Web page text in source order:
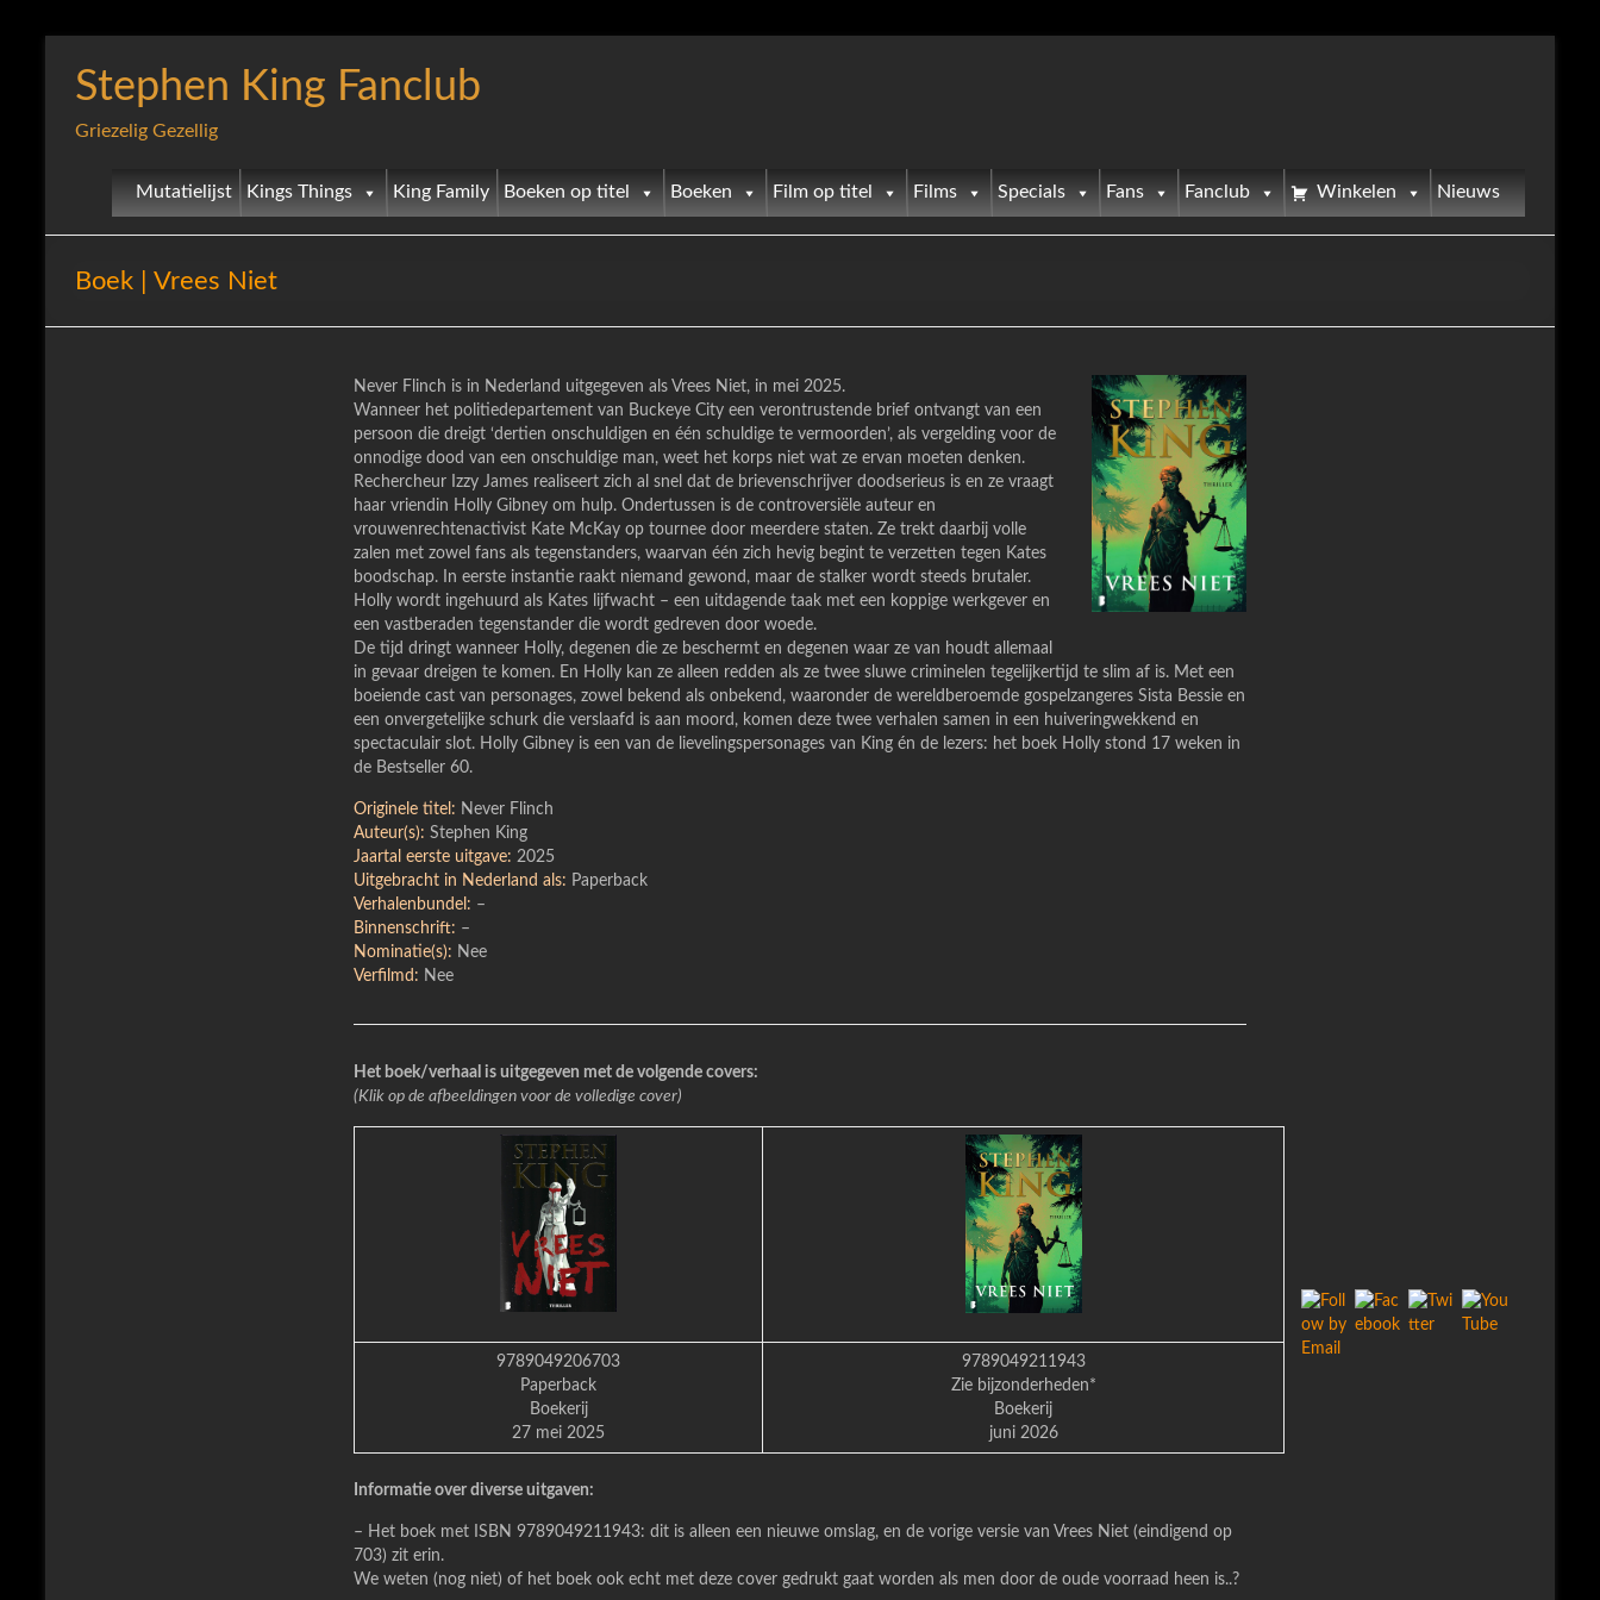
Stephen King Fanclub
Griezelig Gezellig
Mutatielijst Kings Things King Family Boeken op titel Boeken Film op titel Films Specials Fans Fanclub Winkelen Nieuws
Boek | Vrees Niet
Never Flinch is in Nederland uitgegeven als Vrees Niet, in mei 2025.
Wanneer het politiedepartement van Buckeye City een verontrustende brief ontvangt van een
persoon die dreigt ‘dertien onschuldigen en één schuldige te vermoorden’, als vergelding voor de
onnodige dood van een onschuldige man, weet het korps niet wat ze ervan moeten denken.
Rechercheur Izzy James realiseert zich al snel dat de brievenschrijver doodserieus is en ze vraagt
haar vriendin Holly Gibney om hulp. Ondertussen is de controversiële auteur en
vrouwenrechtenactivist Kate McKay op tournee door meerdere staten. Ze trekt daarbij volle
zalen met zowel fans als tegenstanders, waarvan één zich hevig begint te verzetten tegen Kates
boodschap. In eerste instantie raakt niemand gewond, maar de stalker wordt steeds brutaler.
Holly wordt ingehuurd als Kates lijfwacht – een uitdagende taak met een koppige werkgever en
een vastberaden tegenstander die wordt gedreven door woede.
De tijd dringt wanneer Holly, degenen die ze beschermt en degenen waar ze van houdt allemaal
in gevaar dreigen te komen. En Holly kan ze alleen redden als ze twee sluwe criminelen tegelijkertijd te slim af is. Met een
boeiende cast van personages, zowel bekend als onbekend, waaronder de wereldberoemde gospelzangeres Sista Bessie en
een onvergetelijke schurk die verslaafd is aan moord, komen deze twee verhalen samen in een huiveringwekkend en
spectaculair slot. Holly Gibney is een van de lievelingspersonages van King én de lezers: het boek Holly stond 17 weken in
de Bestseller 60.
Originele titel: Never Flinch
Auteur(s): Stephen King
Jaartal eerste uitgave: 2025
Uitgebracht in Nederland als: Paperback
Verhalenbundel: –
Binnenschrift: –
Nominatie(s): Nee
Verfilmd: Nee
Het boek/verhaal is uitgegeven met de volgende covers:
(Klik op de afbeeldingen voor de volledige cover)
9789049206703
Paperback
Boekerij
27 mei 2025
9789049211943
Zie bijzonderheden*
Boekerij
juni 2026
Informatie over diverse uitgaven:
– Het boek met ISBN 9789049211943: dit is alleen een nieuwe omslag, en de vorige versie van Vrees Niet (eindigend op
703) zit erin.
We weten (nog niet) of het boek ook echt met deze cover gedrukt gaat worden als men door de oude voorraad heen is..?